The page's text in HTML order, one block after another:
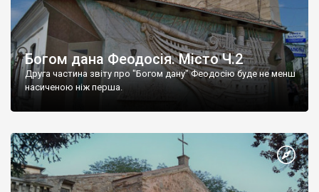
Богом дана Феодосія. Місто Ч.2
Друга частина звіту про "Богом дану" Феодосію буде не менш
насиченою ніж перша.